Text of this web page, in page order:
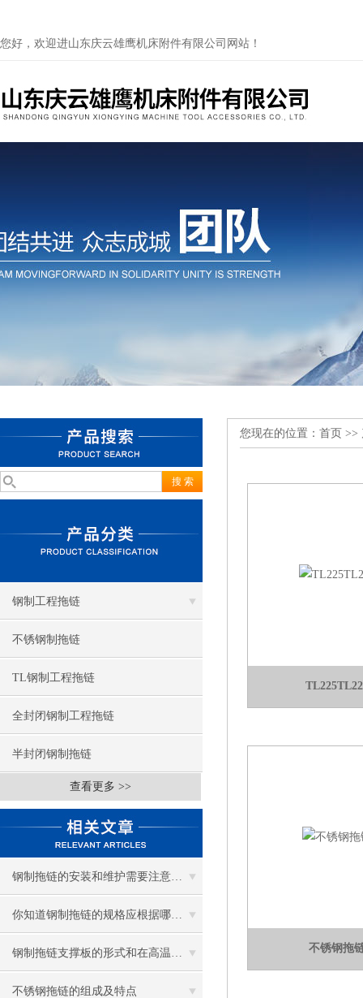
您好，欢迎进山东庆云雄鹰机床附件有限公司网站！
钢制工程拖链
不锈钢制拖链
TL钢制工程拖链
全封闭钢制工程拖链
半封闭钢制拖链
查看更多 >>
钢制拖链的安装和维护需要注意哪些事项？
你知道钢制拖链的规格应根据哪些参数确定吗？
钢制拖链支撑板的形式和在高温下的应用
不锈钢拖链的组成及特点
您现在的位置： 首页 >>
不锈钢拖